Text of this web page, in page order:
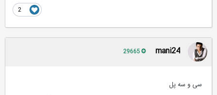
mani24
سی و سه پل